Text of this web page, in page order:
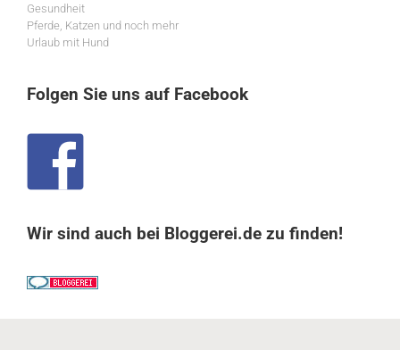
Gesundheit
Pferde, Katzen und noch mehr
Urlaub mit Hund
Folgen Sie uns auf Facebook
Wir sind auch bei Bloggerei.de zu finden!